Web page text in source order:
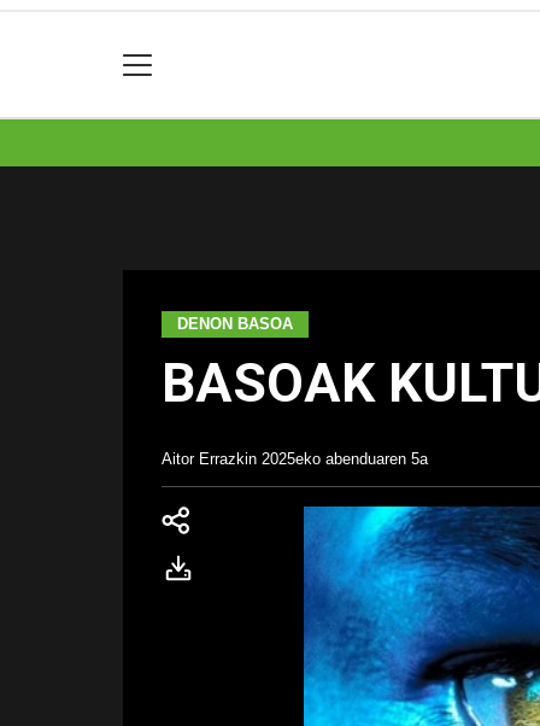
DENON BASOA
BASOAK
Aitor Errazkin 2025eko abenduaren 5a